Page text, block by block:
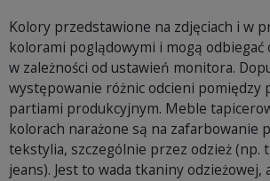
Kolory przedstawione na zdjęciach i w
kolorami poglądowymi i mogą odbiegać
w zależności od ustawień monitora.
występowanie różnic odcieni pomiędzy
partiami produkcyjnym. Meble
kolorach narażone są na zafarbowanie
tekstylia, szczególnie przez odzież (np.
jeans). Jest to wada tkaniny odzieżowej,